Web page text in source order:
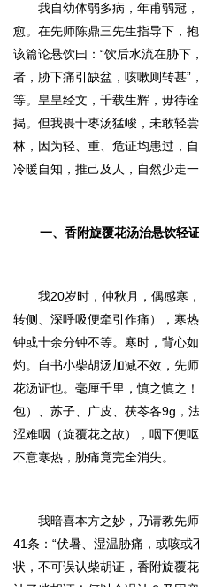
我自幼体弱多病，年甫弱冠
愈。在先师陈鼎三先生指导下，
该篇论悬饮曰：“饮后水流在胁下
者，胁下痛引缺盆，咳嗽则转甚”
等。皇皇经文，千载生辉，毋待
揭。但我畏十枣汤猛峻，未敢轻
林，因为轻、重、危证均患过，
冷暖自知，推己及人，自然少走
一、香附旋覆花汤治悬饮轻
我20岁时，仲秋月，偶感寒
转侧、深呼吸便牵引作痛），寒
钟或十余分钟不等。寒时，背心
灼。自书小柴胡汤加减不效，先
花汤证也。毫厘千里，慎之慎之！
包）、苏子、广皮、茯苓各9g，
涩难咽（旋覆花之故），咽下便
不意寒热，胁痛竟完全消失。
我暗喜本方之妙，乃请教先
41条：“伏暑、湿温胁痛，或咳或
状，不可误认柴胡证，香附旋覆花